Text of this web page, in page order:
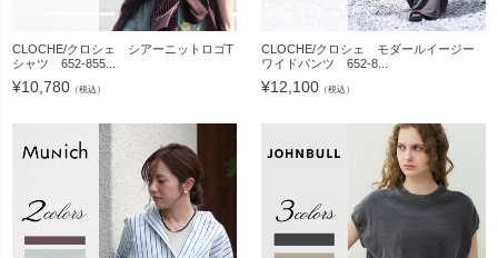
CLOCHE/クロシェ シアーニットロゴT
シャツ 652-855...
¥10,780 （税込）
CLOCHE/クロシェ モダールイージー
ワイドパンツ 652-8...
¥12,100 （税込）